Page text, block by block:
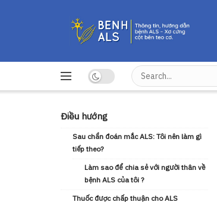
Điều hướng
Sau chẩn đoán mắc ALS: Tôi nên làm gì
tiếp theo?
Làm sao để chia sẻ với người thân về
bệnh ALS của tôi ?
Thuốc được chấp thuận cho ALS